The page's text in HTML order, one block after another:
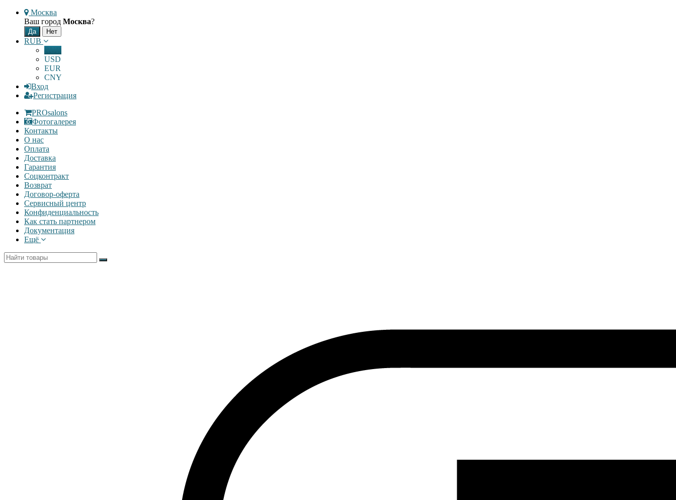
Москва
Ваш город Москва?
RUB
RUB
USD
EUR
CNY
Вход
Регистрация
PROsalons
Фотогалерея
Контакты
О нас
Оплата
Доставка
Гарантия
Соцконтракт
Возврат
Договор-оферта
Сервисный центр
Конфиденциальность
Как стать партнером
Документация
Ещё